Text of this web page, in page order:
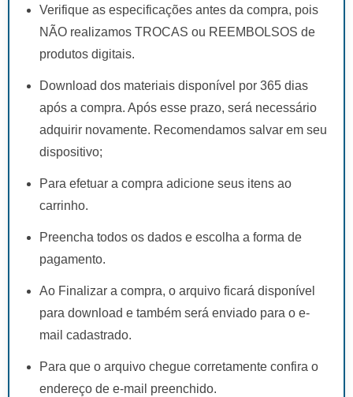
Verifique as especificações antes da compra, pois
NÃO realizamos TROCAS ou REEMBOLSOS de
produtos digitais.
Download dos materiais disponível por 365 dias
após a compra. Após esse prazo, será necessário
adquirir novamente. Recomendamos salvar em seu
dispositivo;
Para efetuar a compra adicione seus itens ao
carrinho.
Preencha todos os dados e escolha a forma de
pagamento.
Ao Finalizar a compra, o arquivo ficará disponível
para download e também será enviado para o e-
mail cadastrado.
Para que o arquivo chegue corretamente confira o
endereço de e-mail preenchido.